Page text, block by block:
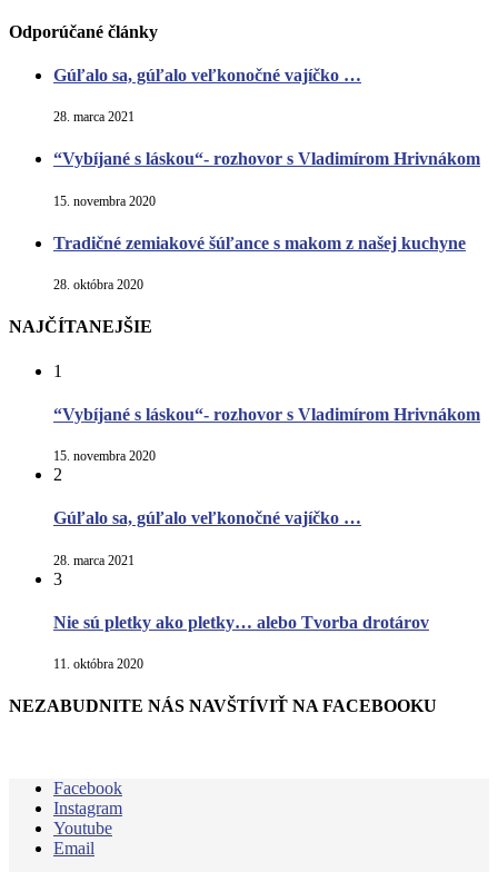
Odporúčané články
Gúľalo sa, gúľalo veľkonočné vajíčko …
28. marca 2021
“Vybíjané s láskou“- rozhovor s Vladimírom Hrivnákom
15. novembra 2020
Tradičné zemiakové šúľance s makom z našej kuchyne
28. októbra 2020
NAJČÍTANEJŠIE
1
“Vybíjané s láskou“- rozhovor s Vladimírom Hrivnákom
15. novembra 2020
2
Gúľalo sa, gúľalo veľkonočné vajíčko …
28. marca 2021
3
Nie sú pletky ako pletky… alebo Tvorba drotárov
11. októbra 2020
NEZABUDNITE NÁS NAVŠTÍVIŤ NA FACEBOOKU
Facebook
Instagram
Youtube
Email